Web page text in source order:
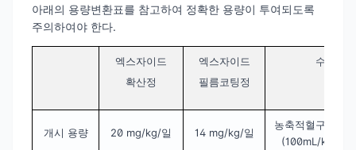
아래의 용량변환표를 참고하여 정확한 용량이 투여되도록
주의하여야 한다.
엑스자이드
확산정
엑스자이드
필름코팅정
수혈
개시 용량 20 mg/kg/일 14 mg/kg/일
농축적혈구 약
(100mL/kg과